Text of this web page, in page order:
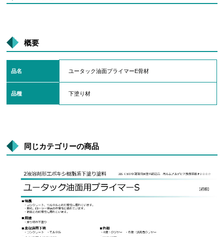
概要
品名 ユータック油面プライマーE骨材
品種 下塗り材
同じカテゴリーの商品